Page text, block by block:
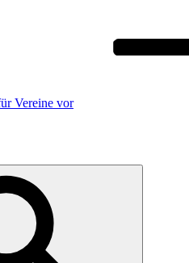
Vereine vor